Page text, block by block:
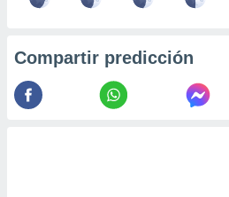
Compartir predicción